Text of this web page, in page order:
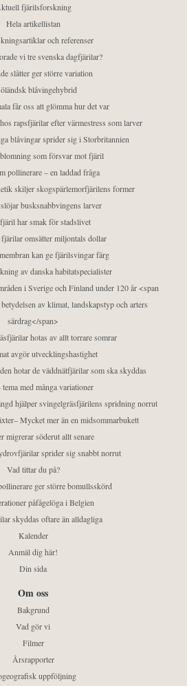
fjärilsforskning
Hela artikellistan
och referenser
vi tre svenska dagfjärilar?
slåtter ger större variation
blåvingehybrid
får oss att glömma hur det var
rapsfjärilar efter värmestress som larver
blåvingar sprider sig i Storbritannien
som försvar mot fjäril
pollinerare – en laddad fråga
skiljer skogspärlemorfjärilens former
busksnabbvingens larver
har smak för stadslivet
omsätter miljontals dollar
kan ge fjärilsvingar färg
av danska habitatspecialister
i Sverige och Finland under 120 år <span
av klimat, landskapstyp och arters
särdrag</span>
hotas av allt torrare somrar
avgör utvecklingshastighet
hotar de väddnätfjärilar som ska skyddas
med många variationer
hjälper svingelgräsfjärilens spridning norrut
Mycket mer än en midsommarbukett
migrerar söderut allt senare
sprider sig snabbt norrut
Vad tittar du på?
ger större bomullsskörd
påfågelöga i Belgien
skyddas oftare än alldagliga
Kalender
Anmäl dig här!
Din sida
Om oss
Bakgrund
Vad gör vi
Filmer
Årsrapporter
uppföljning